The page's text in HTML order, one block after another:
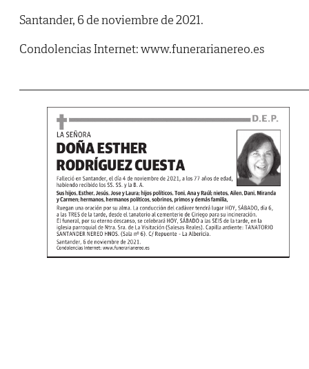
Santander, 6 de noviembre de 2021.
Condolencias Internet: www.funerarianereo.es